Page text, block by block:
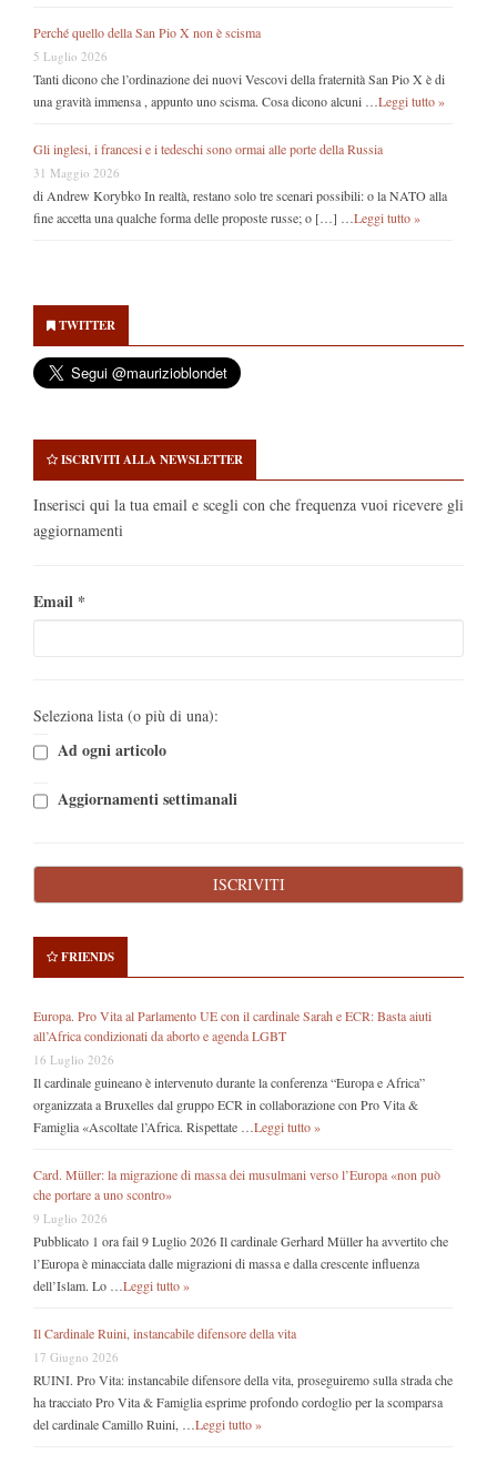
Perché quello della San Pio X non è scisma
5 Luglio 2026
Tanti dicono che l’ordinazione dei nuovi Vescovi della fraternità San Pio X è di
una gravità immensa , appunto uno scisma. Cosa dicono alcuni …Leggi tutto »
Gli inglesi, i francesi e i tedeschi sono ormai alle porte della Russia
31 Maggio 2026
di Andrew Korybko In realtà, restano solo tre scenari possibili: o la NATO alla
fine accetta una qualche forma delle proposte russe; o […] …Leggi tutto »
Sidebar
TWITTER
ISCRIVITI ALLA NEWSLETTER
Inserisci qui la tua email e scegli con che frequenza vuoi ricevere gli
aggiornamenti
Email *
Seleziona lista (o più di una):
Ad ogni articolo
Aggiornamenti settimanali
FRIENDS
Europa. Pro Vita al Parlamento UE con il cardinale Sarah e ECR: Basta aiuti
all’Africa condizionati da aborto e agenda LGBT
16 Luglio 2026
Il cardinale guineano è intervenuto durante la conferenza “Europa e Africa”
organizzata a Bruxelles dal gruppo ECR in collaborazione con Pro Vita &
Famiglia «Ascoltate l’Africa. Rispettate …Leggi tutto »
Card. Müller: la migrazione di massa dei musulmani verso l’Europa «non può
che portare a uno scontro»
9 Luglio 2026
Pubblicato 1 ora fail 9 Luglio 2026 Il cardinale Gerhard Müller ha avvertito che
l’Europa è minacciata dalle migrazioni di massa e dalla crescente influenza
dell’Islam. Lo …Leggi tutto »
Il Cardinale Ruini, instancabile difensore della vita
17 Giugno 2026
RUINI. Pro Vita: instancabile difensore della vita, proseguiremo sulla strada che
ha tracciato Pro Vita & Famiglia esprime profondo cordoglio per la scomparsa
del cardinale Camillo Ruini, …Leggi tutto »